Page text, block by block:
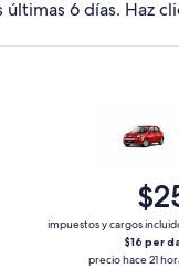
6 días. Haz
impuestos y cargos
$16 per
precio hace 21